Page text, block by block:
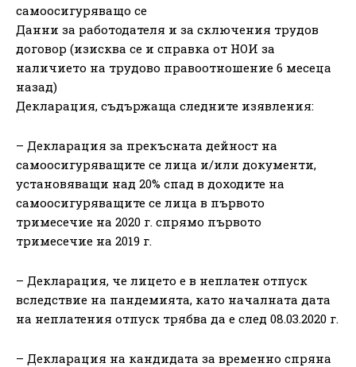
самоосигуряващо се
Данни за работодателя и за сключения трудов
договор (изисква се и справка от НОИ за
наличието на трудово правоотношение 6 месеца
назад)
Декларация, съдържаща следните изявления:
– Декларация за прекъсната дейност на
самоосигуряващите се лица и/или документи,
установяващи над 20% спад в доходите на
самоосигуряващите се лица в първото
тримесечие на 2020 г. спрямо първото
тримесечие на 2019 г.
– Декларация, че лицето е в неплатен отпуск
вследствие на пандемията, като началната дата
на неплатения отпуск трябва да е след 08.03.2020 г.
– Декларация на кандидата за временно спряна